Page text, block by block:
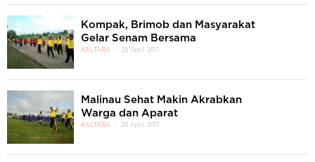
Kompak, Brimob dan Masyarakat
Gelar Senam Bersama
KALTARA 29 April 2017
Malinau Sehat Makin Akrabkan
Warga dan Aparat
KALTARA 29 April 2017